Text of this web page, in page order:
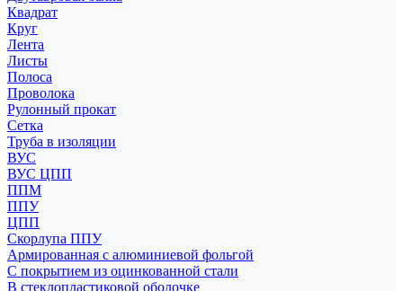
Квадрат
Круг
Лента
Листы
Полоса
Проволока
Рулонный прокат
Сетка
Труба в изоляции
ВУС
ВУС ЦПП
ППМ
ППУ
ЦПП
Скорлупа ППУ
Армированная с алюминиевой фольгой
С покрытием из оцинкованной стали
В стеклопластиковой оболочке